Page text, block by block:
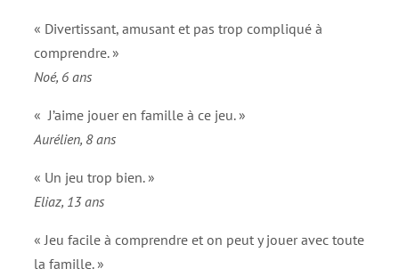
« Divertissant, amusant et pas trop compliqué à
comprendre. »
Noé, 6 ans
« J’aime jouer en famille à ce jeu. »
Aurélien, 8 ans
« Un jeu trop bien. »
Eliaz, 13 ans
« Jeu facile à comprendre et on peut y jouer avec toute
la famille. »